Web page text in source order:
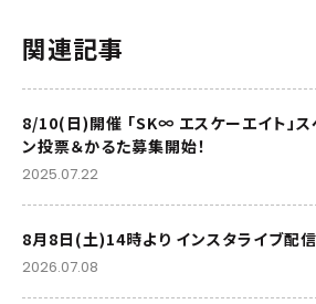
関連記事
8/10(日)開催 「SK∞ エスケーエイト」ス
ン投票＆かるた募集開始！
2025.07.22
8月8日(土)14時より インスタライブ配信
2026.07.08